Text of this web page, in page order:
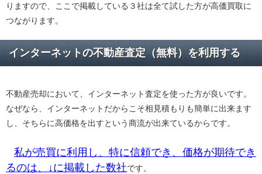
りますので、ここで掲載している３社は全て試した方が高価買取に
つながります。
インターネットの不動産査定（無料）を利用する
不動産売却において、インターネット査定を使った方が良いです。
なぜなら、インターネットだからこそ相見積もりも簡単に出来ます
し、そちらに高価格を出すという商流が出来ているからです。
私が売買に利用し、特に信頼でき、価格が期待でき
るのは、↓に掲載した数社です。